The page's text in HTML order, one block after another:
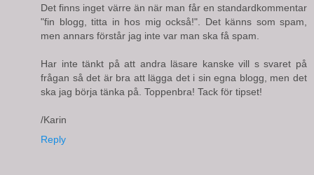
Det finns inget värre än när man får en standardkommentar
"fin blogg, titta in hos mig också!". Det känns som spam,
men annars förstår jag inte var man ska få spam.
Har inte tänkt på att andra läsare kanske vill s svaret på
frågan så det är bra att lägga det i sin egna blogg, men det
ska jag börja tänka på. Toppenbra! Tack för tipset!
/Karin
Reply